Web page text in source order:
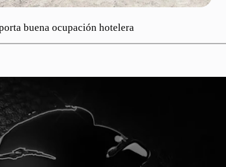
buena ocupación hotelera